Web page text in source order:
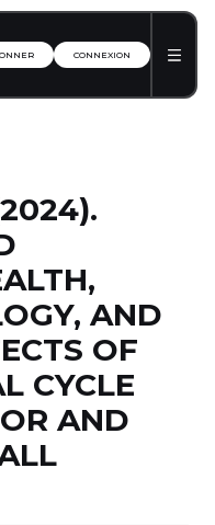
CONNEXION
AND
OF
CYCLE
AND